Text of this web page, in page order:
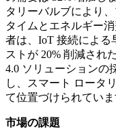
タリーバルブにより
タイムとエネルギー
者は、IoT 接続による
ストが 20% 削減され
4.0 ソリューションの
し、スマート ロータ
て位置づけられていま
市場の課題